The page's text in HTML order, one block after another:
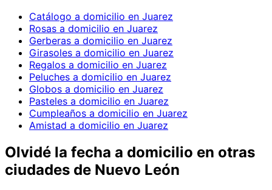
Catálogo a domicilio en Juarez
Rosas a domicilio en Juarez
Gerberas a domicilio en Juarez
Girasoles a domicilio en Juarez
Regalos a domicilio en Juarez
Peluches a domicilio en Juarez
Globos a domicilio en Juarez
Pasteles a domicilio en Juarez
Cumpleaños a domicilio en Juarez
Amistad a domicilio en Juarez
Olvidé la fecha a domicilio en otras
ciudades de Nuevo León